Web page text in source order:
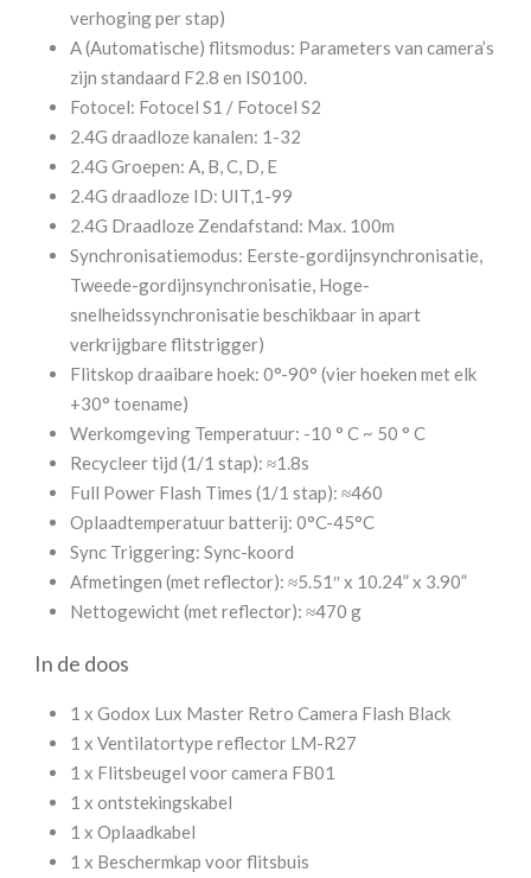
verhoging per stap)
A (Automatische) flitsmodus: Parameters van camera’s
zijn standaard F2.8 en IS0100.
Fotocel: Fotocel S1 / Fotocel S2
2.4G draadloze kanalen: 1-32
2.4G Groepen: A, B, C, D, E
2.4G draadloze ID: UIT,1-99
2.4G Draadloze Zendafstand: Max. 100m
Synchronisatiemodus: Eerste-gordijnsynchronisatie,
Tweede-gordijnsynchronisatie, Hoge-
snelheidssynchronisatie beschikbaar in apart
verkrijgbare flitstrigger)
Flitskop draaibare hoek: 0°-90° (vier hoeken met elk
+30° toename)
Werkomgeving Temperatuur: -10 ° C ~ 50 ° C
Recycleer tijd (1/1 stap): ≈1.8s
Full Power Flash Times (1/1 stap): ≈460
Oplaadtemperatuur batterij: 0°C-45°C
Sync Triggering: Sync-koord
Afmetingen (met reflector): ≈5.51″ x 10.24” x 3.90”
Nettogewicht (met reflector): ≈470 g
In de doos
1 x Godox Lux Master Retro Camera Flash Black
1 x Ventilatortype reflector LM-R27
1 x Flitsbeugel voor camera FB01
1 x ontstekingskabel
1 x Oplaadkabel
1 x Beschermkap voor flitsbuis